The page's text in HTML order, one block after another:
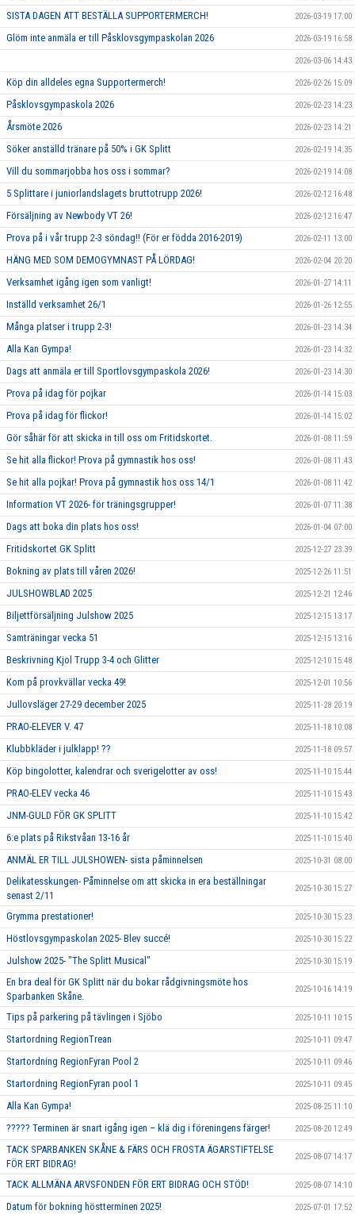
SISTA DAGEN ATT BESTÄLLA SUPPORTERMERCH! 2026-03-19 17:00
Glöm inte anmäla er till Påsklovsgympaskolan 2026 2026-03-19 16:58
2026-03-06 14:43
Köp din alldeles egna Supportermerch! 2026-02-26 15:09
Påsklovsgympaskola 2026 2026-02-23 14:23
Årsmöte 2026 2026-02-23 14:21
Söker anställd tränare på 50% i GK Splitt 2026-02-19 14:35
Vill du sommarjobba hos oss i sommar? 2026-02-19 14:08
5 Splittare i juniorlandslagets bruttotrupp 2026! 2026-02-12 16:48
Försäljning av Newbody VT 26! 2026-02-12 16:47
Prova på i vår trupp 2-3 söndag!! (För er födda 2016-2019) 2026-02-11 13:00
HÄNG MED SOM DEMOGYMNAST PÅ LÖRDAG! 2026-02-04 20:20
Verksamhet igång igen som vanligt! 2026-01-27 14:11
Inställd verksamhet 26/1 2026-01-26 12:55
Många platser i trupp 2-3! 2026-01-23 14:34
Alla Kan Gympa! 2026-01-23 14:32
Dags att anmäla er till Sportlovsgympaskola 2026! 2026-01-23 14:30
Prova på idag för pojkar 2026-01-14 15:03
Prova på idag för flickor! 2026-01-14 15:02
Gör såhär för att skicka in till oss om Fritidskortet. 2026-01-08 11:59
Se hit alla flickor! Prova på gymnastik hos oss! 2026-01-08 11:43
Se hit alla pojkar! Prova på gymnastik hos oss 14/1 2026-01-08 11:42
Information VT 2026- för träningsgrupper! 2026-01-07 11:38
Dags att boka din plats hos oss! 2026-01-04 07:00
Fritidskortet GK Splitt 2025-12-27 23:39
Bokning av plats till våren 2026! 2025-12-26 11:51
JULSHOWBLAD 2025 2025-12-21 12:46
Biljettförsäljning Julshow 2025 2025-12-15 13:17
Samträningar vecka 51 2025-12-15 13:16
Beskrivning Kjol Trupp 3-4 och Glitter 2025-12-10 15:48
Kom på provkvällar vecka 49! 2025-12-01 10:56
Jullovsläger 27-29 december 2025 2025-11-28 20:19
PRAO-ELEVER V. 47 2025-11-18 10:08
Klubbkläder i julklapp! ?? 2025-11-18 09:57
Köp bingolotter, kalendrar och sverigelotter av oss! 2025-11-10 15:44
PRAO-ELEV vecka 46 2025-11-10 15:43
JNM-GULD FÖR GK SPLITT 2025-11-10 15:42
6:e plats på Rikstvåan 13-16 år 2025-11-10 15:40
ANMÄL ER TILL JULSHOWEN- sista påminnelsen 2025-10-31 08:00
Delikatesskungen- Påminnelse om att skicka in era beställningar
senast 2/11
2025-10-30 15:27
Grymma prestationer! 2025-10-30 15:23
Höstlovsgympaskolan 2025- Blev succé! 2025-10-30 15:22
Julshow 2025- "The Splitt Musical" 2025-10-30 15:19
En bra deal för GK Splitt när du bokar rådgivningsmöte hos
Sparbanken Skåne.
2025-10-16 14:19
Tips på parkering på tävlingen i Sjöbo 2025-10-11 10:15
Startordning RegionTrean 2025-10-11 09:47
Startordning RegionFyran Pool 2 2025-10-11 09:46
Startordning RegionFyran pool 1 2025-10-11 09:45
Alla Kan Gympa! 2025-08-25 11:10
????? Terminen är snart igång igen – klä dig i föreningens färger! 2025-08-20 12:49
TACK SPARBANKEN SKÅNE & FÄRS OCH FROSTA ÄGARSTIFTELSE
FÖR ERT BIDRAG!
2025-08-07 14:17
TACK ALLMÄNA ARVSFONDEN FÖR ERT BIDRAG OCH STÖD! 2025-08-07 14:10
Datum för bokning höstterminen 2025! 2025-07-01 17:52